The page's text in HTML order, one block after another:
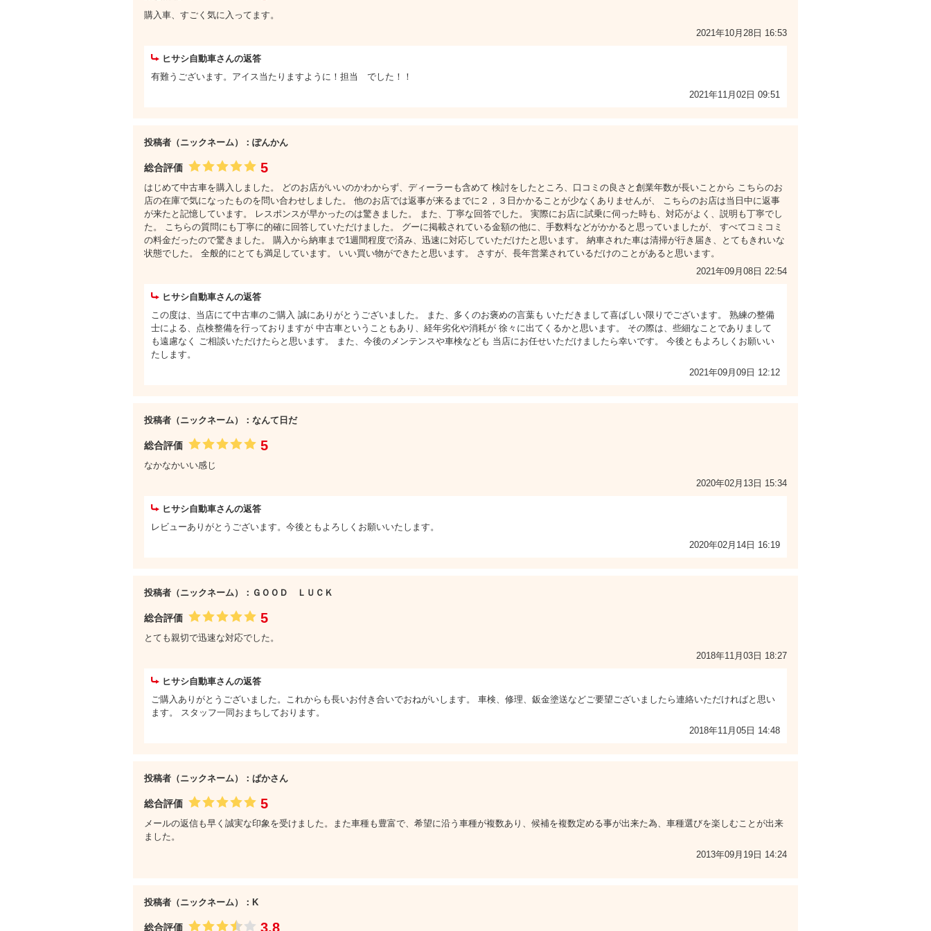
購入車、すごく気に入ってます。
2021年10月28日 16:53
ヒサシ自動車さんの返答
有難うございます。アイス当たりますように！担当 でした！！
2021年11月02日 09:51
投稿者（ニックネーム）：ぽんかん
総合評価 5
はじめて中古車を購入しました。 どのお店がいいのかわからず、ディーラーも含めて 検討をしたところ、口コミの良さと創業年数が長いことから こちらのお
店の在庫で気になったものを問い合わせしました。 他のお店では返事が来るまでに２，３日かかることが少なくありませんが、 こちらのお店は当日中に返事
が来たと記憶しています。 レスポンスが早かったのは驚きました。 また、丁寧な回答でした。 実際にお店に試乗に伺った時も、対応がよく、説明も丁寧でし
た。 こちらの質問にも丁寧に的確に回答していただけました。 グーに掲載されている金額の他に、手数料などがかかると思っていましたが、 すべてコミコミ
の料金だったので驚きました。 購入から納車まで1週間程度で済み、迅速に対応していただけたと思います。 納車された車は清掃が行き届き、とてもきれいな
状態でした。 全般的にとても満足しています。 いい買い物ができたと思います。 さすが、長年営業されているだけのことがあると思います。
2021年09月08日 22:54
ヒサシ自動車さんの返答
この度は、当店にて中古車のご購入 誠にありがとうございました。 また、多くのお褒めの言葉も いただきまして喜ばしい限りでございます。 熟練の整備
士による、点検整備を行っておりますが 中古車ということもあり、経年劣化や消耗が 徐々に出てくるかと思います。 その際は、些細なことでありまして
も遠慮なく ご相談いただけたらと思います。 また、今後のメンテンスや車検なども 当店にお任せいただけましたら幸いです。 今後ともよろしくお願いい
たします。
2021年09月09日 12:12
投稿者（ニックネーム）：なんて日だ
総合評価 5
なかなかいい感じ
2020年02月13日 15:34
ヒサシ自動車さんの返答
レビューありがとうございます。今後ともよろしくお願いいたします。
2020年02月14日 16:19
投稿者（ニックネーム）：ＧＯＯＤ ＬＵＣＫ
総合評価 5
とても親切で迅速な対応でした。
2018年11月03日 18:27
ヒサシ自動車さんの返答
ご購入ありがとうございました。これからも長いお付き合いでおねがいします。 車検、修理、鈑金塗送などご要望ございましたら連絡いただければと思い
ます。 スタッフ一同おまちしております。
2018年11月05日 14:48
投稿者（ニックネーム）：ぱかさん
総合評価 5
メールの返信も早く誠実な印象を受けました。また車種も豊富で、希望に沿う車種が複数あり、候補を複数定める事が出来た為、車種選びを楽しむことが出来
ました。
2013年09月19日 14:24
投稿者（ニックネーム）：K
総合評価 3.8